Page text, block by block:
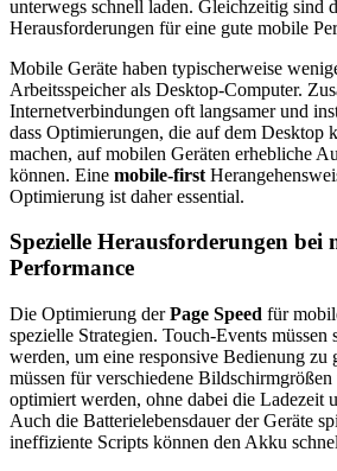
unterwegs schnell laden. Gleichzeitig sind
Herausforderungen für eine gute mobile
Mobile Geräte haben typischerweise
Arbeitsspeicher als Desktop-Computer.
Internetverbindungen oft langsamer und
dass Optimierungen, die auf dem Desktop
machen, auf mobilen Geräten erhebliche
können. Eine mobile-first
Optimierung ist daher essential.
Spezielle Herausforderungen bei
Performance
Die Optimierung derPage Speed für
spezielle Strategien. Touch-Events müssen
werden, um eine responsive Bedienung zu
müssen für verschiedene
optimiert werden, ohne dabei die Ladezeit
Auch die Batterielebensdauer der Geräte
ineffiziente Scripts können den Akku